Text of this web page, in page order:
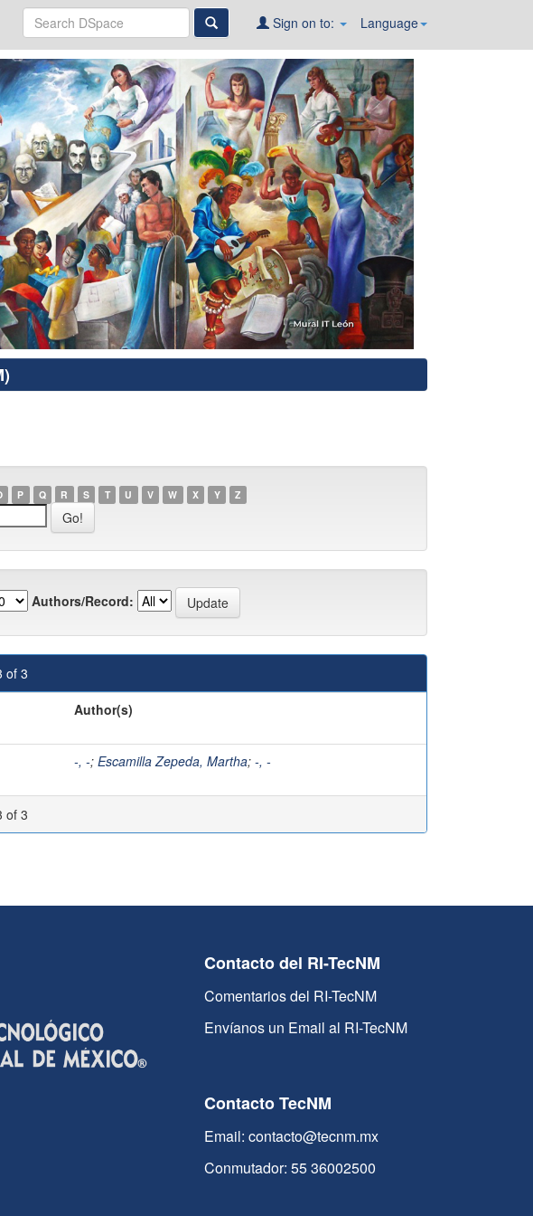
Language
Sign on to:
P Q R S T U V W X Y Z
Authors/Record:
of 3
Author(s)
-, -; Escamilla Zepeda, Martha; -, -
of 3
Contacto del RI-TecNM
Comentarios del RI-TecNM
Envíanos un Email al RI-TecNM
Contacto TecNM
Email: contacto@tecnm.mx
Conmutador: 55 36002500